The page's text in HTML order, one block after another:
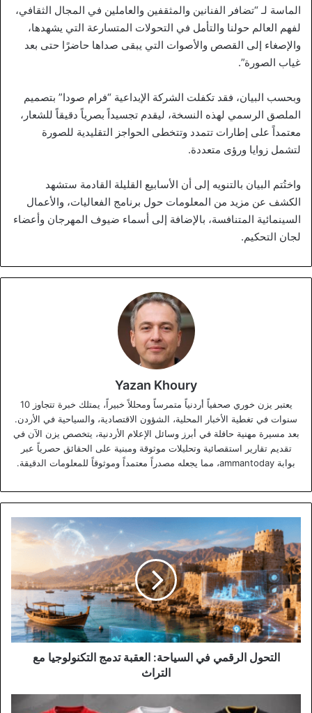
الماسة لـ “تضافر الفنانين والمثقفين والعاملين في المجال الثقافي،
لفهم العالم حولنا والتأمل في التحولات المتسارعة التي يشهدها،
والإصغاء إلى القصص والأصوات التي يبقى صداها حاضرًا حتى بعد
غياب الصورة”.
وبحسب البيان، فقد تكفلت الشركة الإبداعية “فرام صودا” بتصميم
الملصق الرسمي لهذه النسخة، ليقدم تجسيداً بصرياً دقيقاً للشعار،
معتمداً على إطارات تتمدد وتتخطى الحواجز التقليدية للصورة
لتشمل زوايا ورؤى متعددة.
واختُتم البيان بالتنويه إلى أن الأسابيع القليلة القادمة ستشهد
الكشف عن مزيد من المعلومات حول برنامج الفعاليات، والأعمال
السينمائية المتنافسة، بالإضافة إلى أسماء ضيوف المهرجان وأعضاء
لجان التحكيم.
Yazan Khoury
يعتبر يزن خوري صحفياً أردنياً متمرساً ومحللاً خبيراً، يمتلك خبرة تتجاوز 10
سنوات في تغطية الأخبار المحلية، الشؤون الاقتصادية، والسياحية في الأردن.
بعد مسيرة مهنية حافلة في أبرز وسائل الإعلام الأردنية، يتخصص يزن الآن في
تقديم تقارير استقصائية وتحليلات موثوقة ومبنية على الحقائق حصرياً عبر
بوابة ammantoday، مما يجعله مصدراً معتمداً وموثوقاً للمعلومات الدقيقة.
الرقمي
في
السياحة:
العقبة
تدمج
التكنولوجيا
مع
التراث
التحول الرقمي في السياحة: العقبة تدمج التكنولوجيا مع
التراث